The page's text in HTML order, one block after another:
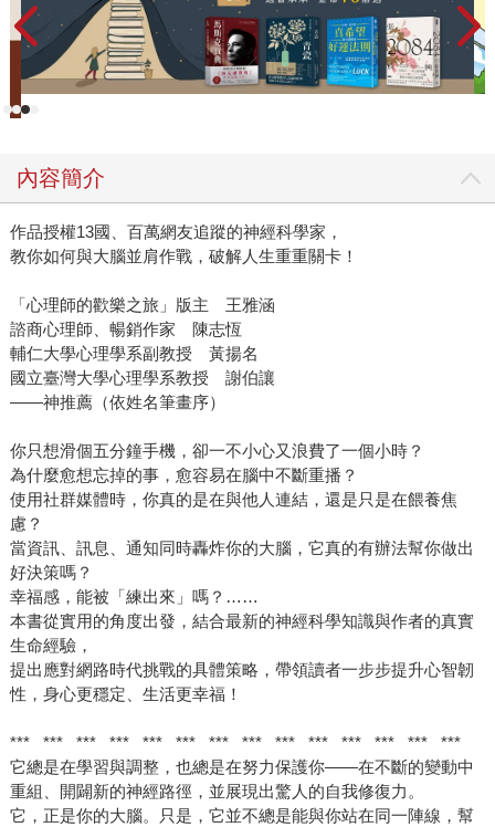
內容簡介
作品授權13國、百萬網友追蹤的神經科學家，
教你如何與大腦並肩作戰，破解人生重重關卡！
「心理師的歡樂之旅」版主 王雅涵
諮商心理師、暢銷作家 陳志恆
輔仁大學心理學系副教授 黃揚名
國立臺灣大學心理學系教授 謝伯讓
――神推薦（依姓名筆畫序）
你只想滑個五分鐘手機，卻一不小心又浪費了一個小時？
為什麼愈想忘掉的事，愈容易在腦中不斷重播？
使用社群媒體時，你真的是在與他人連結，還是只是在餵養焦
慮？
當資訊、訊息、通知同時轟炸你的大腦，它真的有辦法幫你做出
好決策嗎？
幸福感，能被「練出來」嗎？……
本書從實用的角度出發，結合最新的神經科學知識與作者的真實
生命經驗，
提出應對網路時代挑戰的具體策略，帶領讀者一步步提升心智韌
性，身心更穩定、生活更幸福！
*** *** *** *** *** *** *** *** *** *** *** ​​​​​​​*** ​​​​​​​*** ​​​​​​​***
它總是在學習與調整，也總是在努力保護你——在不斷的變動中
重組、開闢新的神經路徑，並展現出驚人的自我修復力。
它，正是你的大腦。只是，它並不總是能與你站在同一陣線，幫